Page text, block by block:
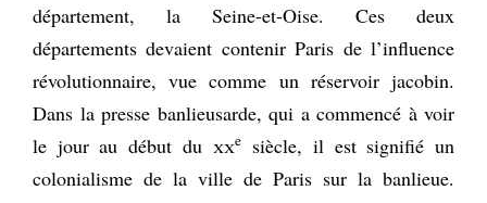
département, la Seine-et-Oise. Ces deux
départements devaient contenir Paris de l’influence
révolutionnaire, vue comme un réservoir jacobin.
Dans la presse banlieusarde, qui a commencé à voir
le jour au début du xxesiècle, il est signifié un
colonialisme de la ville de Paris sur la banlieue.